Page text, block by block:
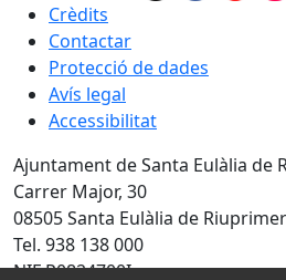
Crèdits
Contactar
Protecció de dades
Avís legal
Accessibilitat
Ajuntament de Santa Eulàlia de
Carrer Major, 30
08505 Santa Eulàlia de Riuprimer
Tel. 938 138 000
NIF P0824700I